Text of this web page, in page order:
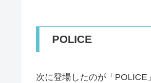
POLICE
次に登場したのが「POLICE